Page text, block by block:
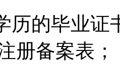
历的毕业
册备案表；